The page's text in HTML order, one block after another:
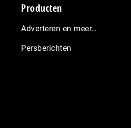
Producten
Adverteren en meer…
Persberichten